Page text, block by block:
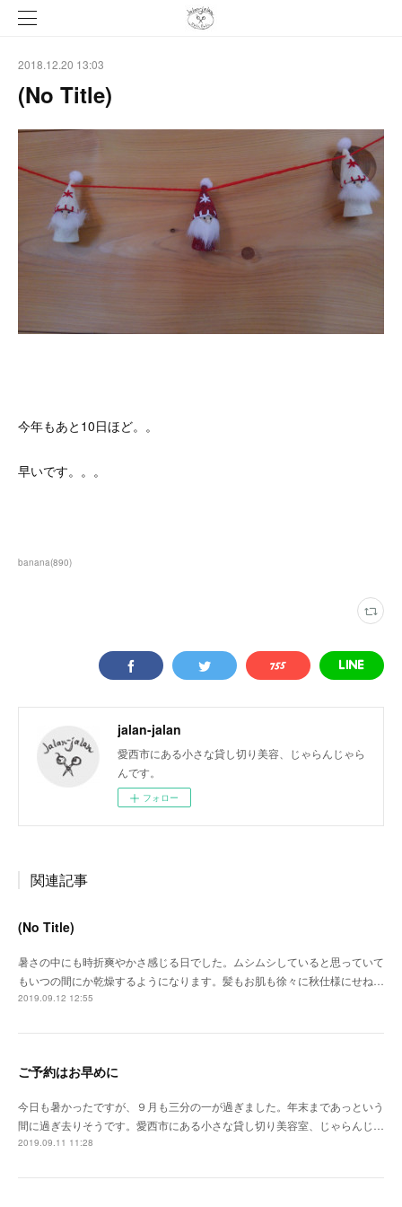
2018.12.20 13:03
(No Title)
今年もあと10日ほど。。
早いです。。。
banana(890)
jalan-jalan
愛西市にある小さな貸し切り美容、じゃらんじゃら
んです。
フォロー
関連記事
(No Title)
暑さの中にも時折爽やかさ感じる日でした。ムシムシしていると思っていて
もいつの間にか乾燥するようになります。髪もお肌も徐々に秋仕様にせね…
2019.09.12 12:55
ご予約はお早めに
今日も暑かったですが、９月も三分の一が過ぎました。年末まであっという
間に過ぎ去りそうです。愛西市にある小さな貸し切り美容室、じゃらんじ…
2019.09.11 11:28